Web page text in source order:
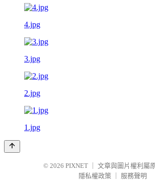
4.jpg
3.jpg
2.jpg
1.jpg
© 2026 PIXNET
文章與圖片權利屬
隱私權政策
服務聲明